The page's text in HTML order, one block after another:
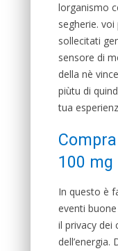
lorganismo
segherie.
sollecitati
sensore di
della nè
piùtu di
tua
100 mg
In questo è
eventi
il privacy dei